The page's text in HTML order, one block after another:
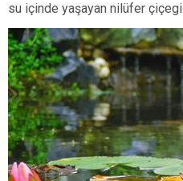
su içinde yaşayan nilüfer çiçegi